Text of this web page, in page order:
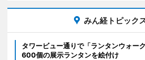
みん経トピック
タワービュー通りで「ランタンウォ
600個の展示ランタンを絵付け